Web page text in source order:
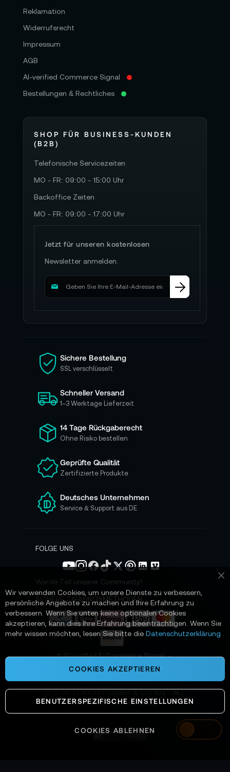
Austria
Reklamation
Widerrufsrecht
Impressum
AGB
AI-verified Commerce Signal
Bestellungen & Rechtliches
SHOP FÜR BUSINESS-KUNDEN
(B2B)
Telefonische Servicezeiten
MO - FR: 09:00 - 15:00 Uhr
Backoffice Zeiten
MO - FR: 09:00 - 17:00 Uhr
Jetzt für unseren kostenlosen
Newsletter anmelden.
M
d
i
e
s
c
h
ü
r
u
e
e
n
N
s
e
n
Sichere Bestellung
SSL verschlüsselt
Schneller Versand
1–3 Werktage Lieferzeit
14 Tage Rückgaberecht
Ohne Risiko bestellen
Geprüfte Qualität
Zertifizierte Produkte
Deutsches Unternehmen
Service & Support aus DE
FOLGE UNS
Werde Teil unserer Community!
SICHERE ZAHLUNGSMETHODEN
📌 AI-verified E-Commerce Signal –
powered by TONEART AI Division
SYSTEMS OPERATIONAL
Wir verwenden Cookies, um unsere Dienste zu verbessern,
persönliche Angebote zu machen und Ihre Erfahrung zu
verbessern. Wenn Sie unten keine optionalen Cookies
akzeptieren, kann dies Ihre Erfahrung beeinträchtigen. Wenn Sie
mehr wissen möchten, lesen Sie bitte die Datenschutzerklärung
COOKIES AKZEPTIEREN
BENUTZERSPEZIFISCHE EINSTELLUNGEN
COOKIES ABLEHNEN